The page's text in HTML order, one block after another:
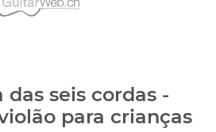
seis cordas -
para crianças